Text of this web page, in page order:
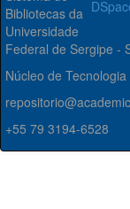
Bibliotecas da
Universidade
Federal de Sergipe -
Núcleo de
+55 79 3194-6528